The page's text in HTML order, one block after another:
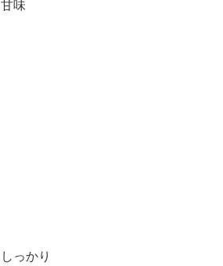
甘味
しっかり